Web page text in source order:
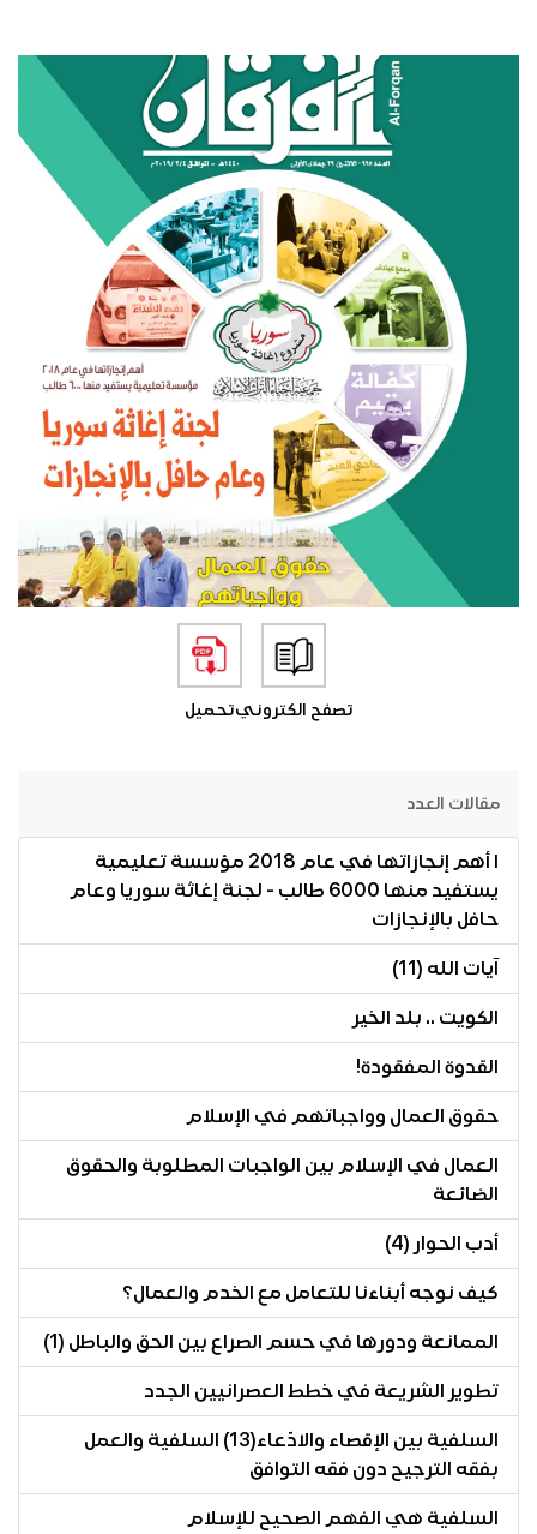
تصفح الكترونيتحميل
مقالات العدد
ا أهم إنجازاتها في عام 2018 مؤسسة تعليمية
يستفيد منها 6000 طالب - لجنة إغاثة سوريا وعام
حافل بالإنجازات
آيات الله (11)
الكويت .. بلد الخير
القدوة المفقودة!
حقوق العمال وواجباتهم في الإسلام
العمال في الإسلام بين الواجبات المطلوبة والحقوق
الضائعة
أدب الحوار (4)
كيف نوجه أبناءنا للتعامل مع الخدم والعمال؟
الممانعة ودورها في حسم الصراع بين الحق والباطل (1)
تطوير الشريعة في خطط العصرانيين الجدد
السلفية بين الإقصاء والادّعاء(13) السلفية والعمل
بفقه الترجيح دون فقه التوافق
السلفية هي الفهم الصحيح للإسلام